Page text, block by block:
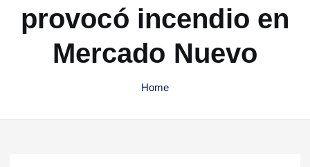
provocó incendio en
Mercado Nuevo
Home